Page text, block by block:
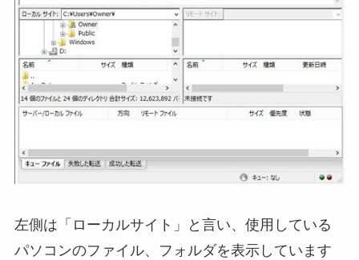
左側は「ローカルサイト」と言い、使用している
パソコンのファイル、フォルダを表示しています